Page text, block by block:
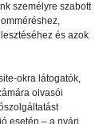
személyre szabott
és azok
okra látogatók,
olvasói
esetén – a nyári